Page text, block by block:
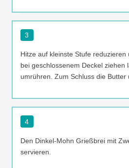
3
Hitze auf kleinste Stufe
bei geschlossenem Deckel ziehen
umrühren. Zum Schluss die Butter
4
Den Dinkel-Mohn Grießbrei mit
servieren.